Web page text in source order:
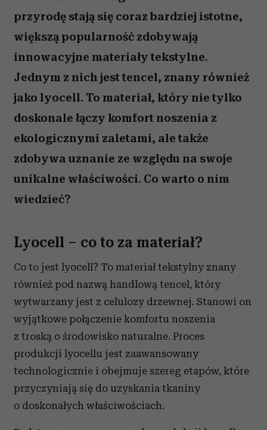
przyrodę stają się coraz bardziej istotne,
większą popularność zdobywają
innowacyjne materiały tekstylne.
Jednym z nich jest tencel, znany również
jako lyocell. To materiał, który nie tylko
doskonale łączy komfort noszenia z
ekologicznymi zaletami, ale także
zdobywa uznanie ze względu na swoje
unikalne właściwości. Co warto o nim
wiedzieć?
Lyocell – co to za materiał?
Co to jest lyocell? To materiał tekstylny znany
również pod nazwą handlową tencel, który
wytwarzany jest z celulozy drzewnej. Stanowi on
wyjątkowe połączenie komfortu noszenia
z troską o środowisko naturalne. Proces
produkcji lyocellu jest zaawansowany
technologicznie i obejmuje szereg etapów, które
przyczyniają się do uzyskania tkaniny
o doskonałych właściwościach.